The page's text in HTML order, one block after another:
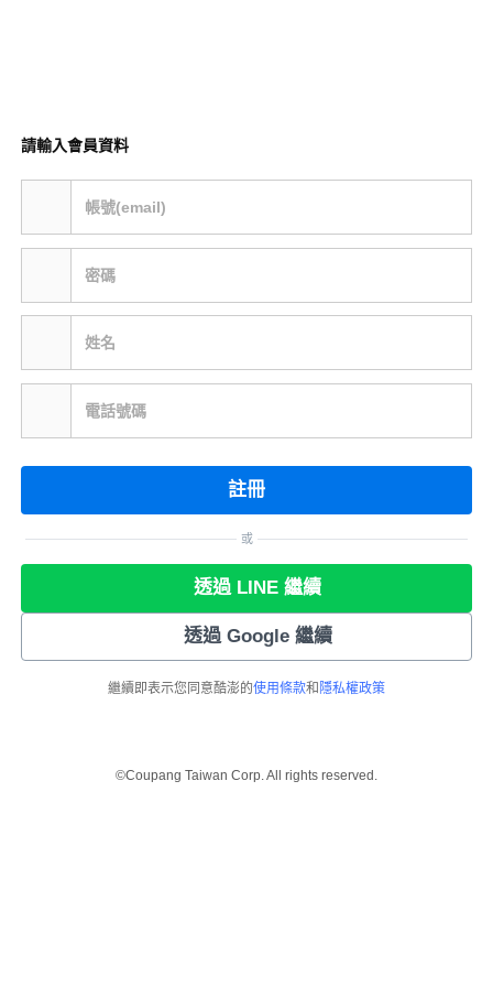
請輸入會員資料
帳號(email)
密碼
姓名
電話號碼
註冊
或
透過 LINE 繼續
透過 Google 繼續
繼續即表示您同意酷澎的使用條款和 隱私權政策
©Coupang Taiwan Corp. All rights reserved.